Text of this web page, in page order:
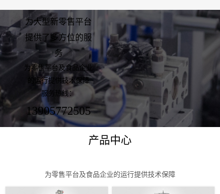
为大型新零售平台
提供了多方位的服
务
为零售平台及食品企业
的运行提供技术保障
服务热线：
13905772505
产品中心
为零售平台及食品企业的运行提供技术保障